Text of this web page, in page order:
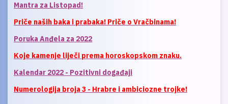
Mantra za Listopad!
Priče naših baka i prabaka! Priče o Vračbinama!
Poruka Anđela za 2022
Koje kamenje liječi prema horoskopskom znaku.
Kalendar 2022 - Pozitivni događaji
Numerologija broja 3 - Hrabre i ambiciozne trojke!